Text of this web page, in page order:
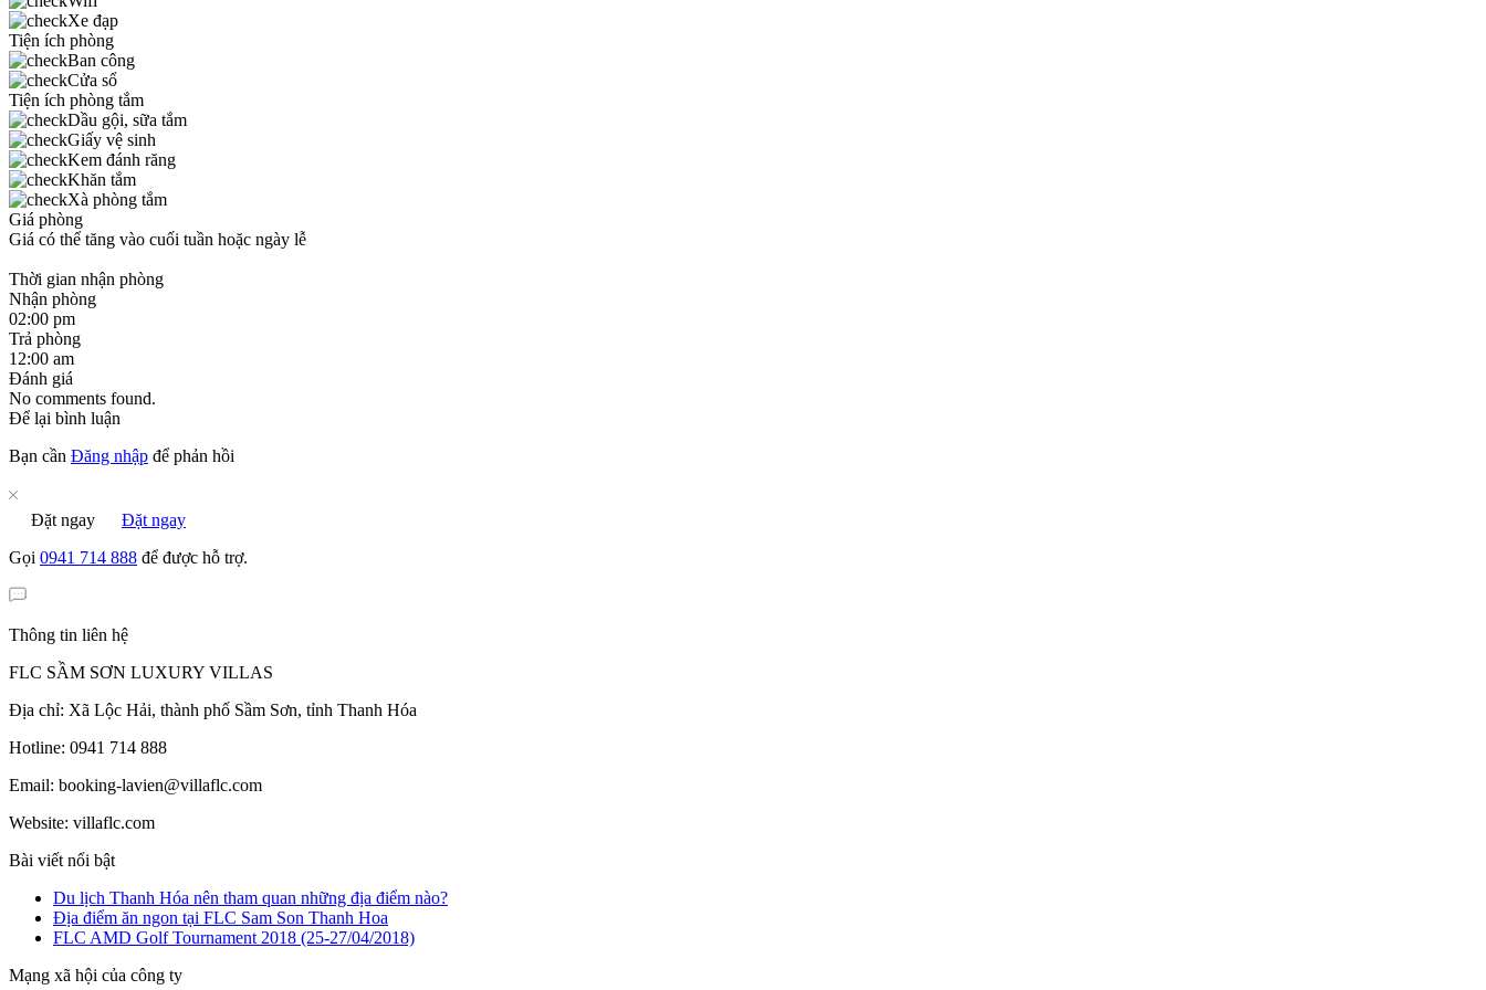
Xe đạp
Tiện ích phòng
Ban công
Cửa sổ
Tiện ích phòng tắm
Dầu gội, sữa tắm
Giấy vệ sinh
Kem đánh răng
Khăn tắm
Xà phòng tắm
Giá phòng
Giá có thể tăng vào cuối tuần hoặc ngày lễ
Thời gian nhận phòng
Nhận phòng
02:00 pm
Trả phòng
12:00 am
Đánh giá
No comments found.
Để lại bình luận
Bạn cần Đăng nhập để phản hồi
Đặt ngay
Đặt ngay
Gọi 0941 714 888 để được hỗ trợ.
Thông tin liên hệ
FLC SẦM SƠN LUXURY VILLAS
Địa chỉ: Xã Lộc Hải, thành phố Sầm Sơn, tỉnh Thanh Hóa
Hotline: 0941 714 888
Email: booking-lavien@villaflc.com
Website: villaflc.com
Bài viết nổi bật
Du lịch Thanh Hóa nên tham quan những địa điểm nào?
Địa điểm ăn ngon tại FLC Sam Son Thanh Hoa
FLC AMD Golf Tournament 2018 (25-27/04/2018)
Mạng xã hội của công ty